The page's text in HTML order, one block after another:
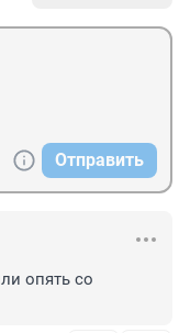
Отправить
опять со